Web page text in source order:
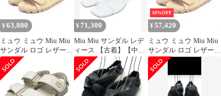
¥ 63,800
ミュウ ミュウ Miu Miu
サンダル ロゴ レザー
サンダル レディース
Used B
¥ 71,300
Miu Miu サンダル レデ
ィース 【古着】【中
古】【送料無料】
10%OFF
¥ 57,420
ミュウ ミュウ Miu Miu
サンダル ロゴ レザー
サンダル レディース
Used B